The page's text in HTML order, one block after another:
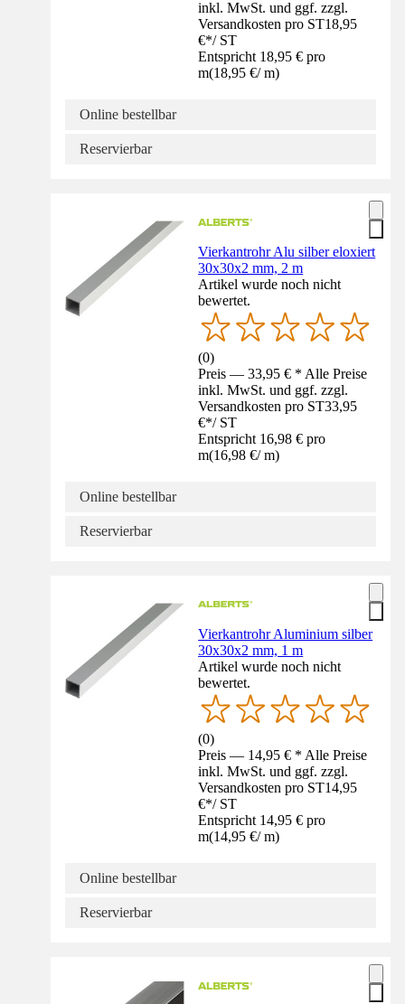
inkl. MwSt. und ggf. zzgl.
Versandkosten pro ST18,95
€*/ ST
Entspricht 18,95 € pro
m(18,95 €/ m)
Online bestellbar
Reservierbar
Vierkantrohr Alu silber eloxiert
30x30x2 mm, 2 m
Artikel wurde noch nicht
bewertet.
(0)
Preis — 33,95 € * Alle Preise
inkl. MwSt. und ggf. zzgl.
Versandkosten pro ST33,95
€*/ ST
Entspricht 16,98 € pro
m(16,98 €/ m)
Online bestellbar
Reservierbar
Vierkantrohr Aluminium silber
30x30x2 mm, 1 m
Artikel wurde noch nicht
bewertet.
(0)
Preis — 14,95 € * Alle Preise
inkl. MwSt. und ggf. zzgl.
Versandkosten pro ST14,95
€*/ ST
Entspricht 14,95 € pro
m(14,95 €/ m)
Online bestellbar
Reservierbar